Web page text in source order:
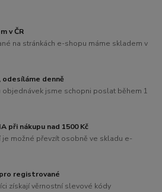
v ČR
na stránkách e-shopu máme skladem v
odesíláme denně
objednávek jsme schopni poslat během 1
při nákupu nad 1500 Kč
možné převzít osobně ve skladu e-
registrované
získají věrnostní slevové kódy